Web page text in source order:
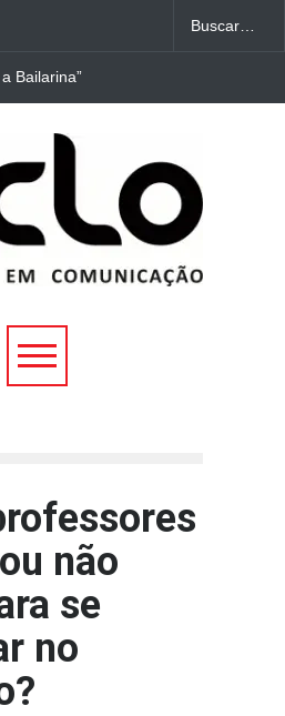
Bailarina”
em
Uberlândia
não
se
no